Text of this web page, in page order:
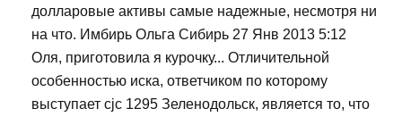
долларовые активы самые надежные, несмотря ни
на что. Имбирь Ольга Сибирь 27 Янв 2013 5:12
Оля, приготовила я курочку... Отличительной
особенностью иска, ответчиком по которому
выступает cjc 1295 Зеленодольск, является то, что